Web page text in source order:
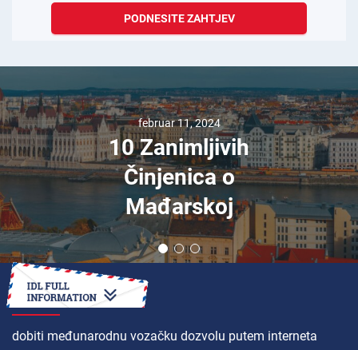
PODNESITE ZAHTJEV
februar 11, 2024
10 Zanimljivih
Činjenica o
Mađarskoj
KAKO
dobiti međunarodnu vozačku dozvolu putem interneta